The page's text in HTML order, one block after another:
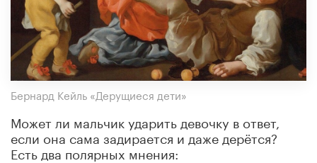
Бернард Кейль «Дерущиеся дети»
Может ли мальчик ударить девочку в ответ,
если она сама задирается и даже дерётся?
Есть два полярных мнения: